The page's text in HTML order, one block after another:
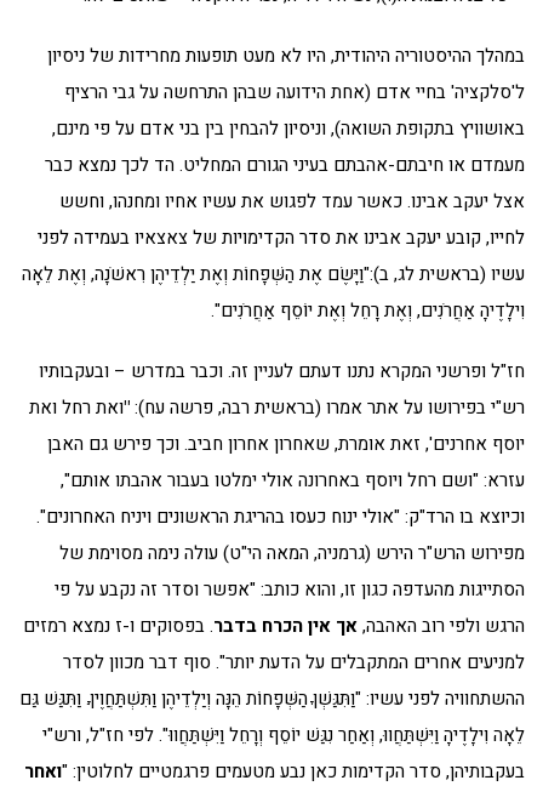
במהלך ההיסטוריה היהודית, היו לא מעט תופעות מחרידות של ניסיון
ל'סלקציה' בחיי אדם (אחת הידועה שבהן התרחשה על גבי הרציף
באושוויץ בתקופת השואה), וניסיון להבחין בין בני אדם על פי מינם,
מעמדם או חיבתם-אהבתם בעיני הגורם המחליט. הד לכך נמצא כבר
אצל יעקב אבינו. כאשר עמד לפגוש את עשיו אחיו ומחנהו, וחשש
לחייו, קובע יעקב אבינו את סדר הקדימויות של צאצאיו בעמידה לפני
עשיו (בראשית לג, ב):"וַיָּשֶׂם אֶת הַשְּׁפָחוֹת וְאֶת יַלְדֵיהֶן רִאשֹׁנָה, וְאֶת לֵאָה
וִילָדֶיהָ אַחֲרֹנִים, וְאֶת רָחֵל וְאֶת יוֹסֵף אַחֲרֹנִים".
חז"ל ופרשני המקרא נתנו דעתם לעניין זה. וכבר במדרש – ובעקבותיו
רש"י בפירושו על אתר אמרו (בראשית רבה, פרשה עח):"ואת רחל ואת
יוסף אחרנים', זאת אומרת, שאחרון אחרון חביב. וכך פירש גם האבן
עזרא: "ושם רחל ויוסף באחרונה אולי ימלטו בעבור אהבתו אותם",
וכיוצא בו הרד"ק: "אולי ינוח כעסו בהריגת הראשונים ויניח האחרונים".
מפירוש הרש"ר הירש (גרמניה, המאה הי"ט) עולה נימה מסוימת של
הסתייגות מהעדפה כגון זו, והוא כותב: "אפשר וסדר זה נקבע על פי
הרגש ולפי רוב האהבה,אך אין הכרח בדבר. בפסוקים ו-ז נמצא רמזים
למניעים אחרים המתקבלים על הדעת יותר". סוף דבר מכוון לסדר
ההשתחוויה לפני עשיו: "וַתִּגַּשְׁןָ הַשְּׁפָחוֹת הֵנָּה וְיַלְדֵיהֶן וַתִּשְׁתַּחֲוֶיןָ. וַתִּגַּשׁ גַּם
לֵאָה וִילָדֶיהָ וַיִּשְׁתַּחֲווּ, וְאַחַר נִגַּשׁ יוֹסֵף וְרָחֵל וַיִּשְׁתַּחֲווּ". לפי חז"ל, ורש"י
בעקבותיהן, סדר הקדימות כאן נבע מטעמים פרגמטיים לחלוטין: "ואחר